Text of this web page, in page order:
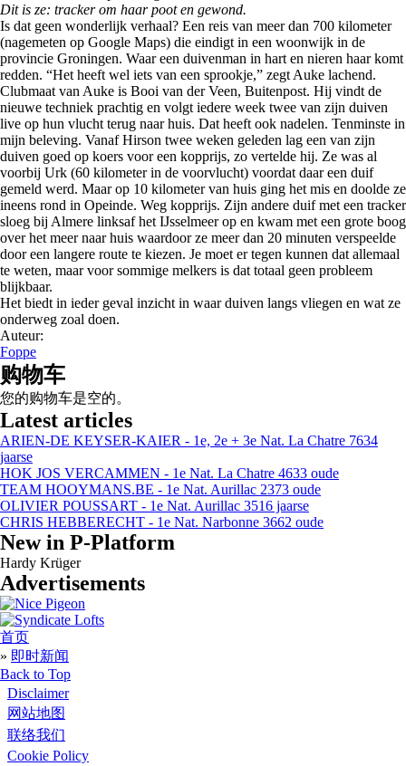
Dit is ze: tracker om haar poot en gewond.
Is dat geen wonderlijk verhaal? Een reis van meer dan 700 kilometer
(nagemeten op Google Maps) die eindigt in een woonwijk in de
provincie Groningen. Waar een duivenman in hart en nieren haar komt
redden. “Het heeft wel iets van een sprookje,” zegt Auke lachend.
Clubmaat van Auke is Booi van der Veen, Buitenpost. Hij vindt de
nieuwe techniek prachtig en volgt iedere week twee van zijn duiven
live op hun vlucht terug naar huis. Dat heeft ook nadelen. Tenminste in
mijn beleving. Vanaf Hirson twee weken geleden lag een van zijn
duiven goed op koers voor een kopprijs, zo vertelde hij. Ze was al
voorbij Urk (60 kilometer in de voorvlucht) voordat daar een duif
gemeld werd. Maar op 10 kilometer van huis ging het mis en doolde ze
ineens rond in Opeinde. Weg kopprijs. Zijn andere duif met een tracker
sloeg bij Almere linksaf het IJsselmeer op en kwam met een grote boog
over het meer naar huis waardoor ze meer dan 20 minuten verspeelde
door een langere route te kiezen. Je moet er tegen kunnen dat allemaal
te weten, maar voor sommige melkers is dat totaal geen probleem
blijkbaar.
Het biedt in ieder geval inzicht in waar duiven langs vliegen en wat ze
onderweg zoal doen.
Auteur:
Foppe
购物车
您的购物车是空的。
Latest articles
ARIEN-DE KEYSER-KAIER - 1e, 2e + 3e Nat. La Chatre 7634
jaarse
HOK JOS VERCAMMEN - 1e Nat. La Chatre 4633 oude
TEAM HOOYMANS.BE - 1e Nat. Aurillac 2373 oude
OLIVIER POUSSART - 1e Nat. Aurillac 3516 jaarse
CHRIS HEBBERECHT - 1e Nat. Narbonne 3662 oude
New in P-Platform
Hardy Krüger
Advertisements
当前位置
首页
» 即时新闻
Back to Top
Disclaimer
网站地图
联络我们
Cookie Policy